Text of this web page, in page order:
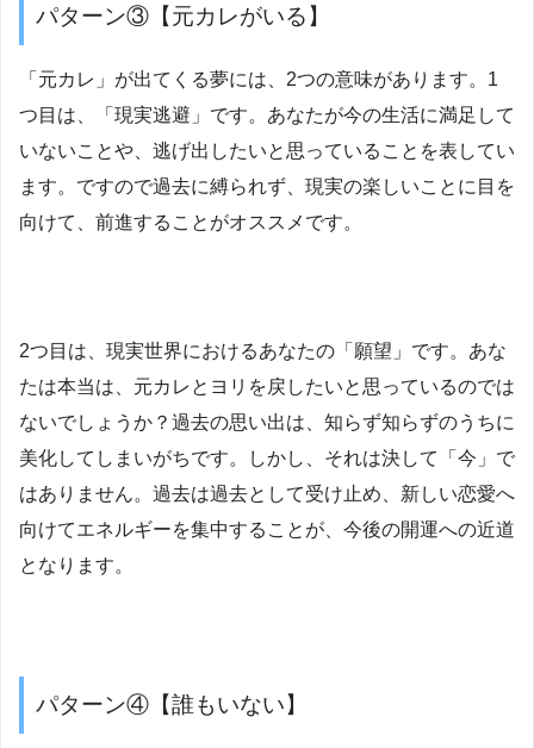
パターン③【元カレがいる】
「元カレ」が出てくる夢には、2つの意味があります。1
つ目は、「現実逃避」です。あなたが今の生活に満足して
いないことや、逃げ出したいと思っていることを表してい
ます。ですので過去に縛られず、現実の楽しいことに目を
向けて、前進することがオススメです。
2つ目は、現実世界におけるあなたの「願望」です。あな
たは本当は、元カレとヨリを戻したいと思っているのでは
ないでしょうか？過去の思い出は、知らず知らずのうちに
美化してしまいがちです。しかし、それは決して「今」で
はありません。過去は過去として受け止め、新しい恋愛へ
向けてエネルギーを集中することが、今後の開運への近道
となります。
パターン④【誰もいない】